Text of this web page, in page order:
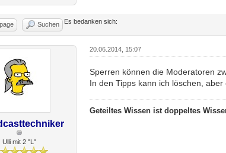
Suchen Es bedanken sich:
Ulli mit 2 "L"
20.06.2014, 15:07
Sperren können die Moderatoren
In den Tipps kann ich löschen, aber
Geteiltes Wissen ist doppeltes